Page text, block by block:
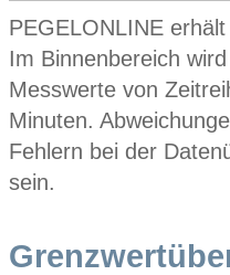
PEGELONLINE
Im Binnenbereich
Messwerte von
Minuten.
Fehlern bei der
sein.